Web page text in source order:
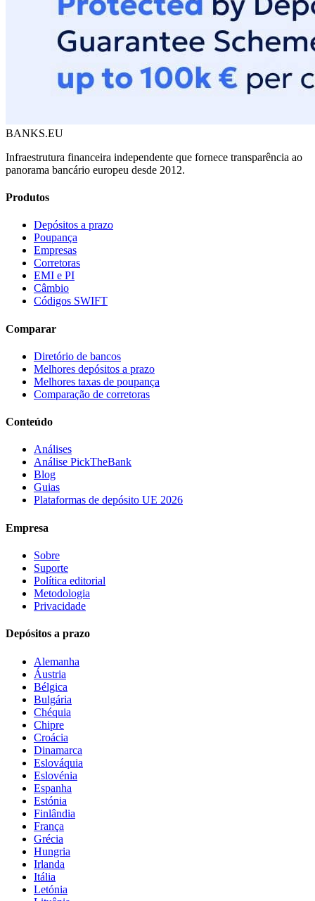
BANKS.EU
Infraestrutura financeira independente que fornece transparência ao
panorama bancário europeu desde 2012.
Produtos
Depósitos a prazo
Poupança
Empresas
Corretoras
EMI e PI
Câmbio
Códigos SWIFT
Comparar
Diretório de bancos
Melhores depósitos a prazo
Melhores taxas de poupança
Comparação de corretoras
Conteúdo
Análises
Análise PickTheBank
Blog
Guias
Plataformas de depósito UE 2026
Empresa
Sobre
Suporte
Política editorial
Metodologia
Privacidade
Depósitos a prazo
Alemanha
Áustria
Bélgica
Bulgária
Chéquia
Chipre
Croácia
Dinamarca
Eslováquia
Eslovénia
Espanha
Estónia
Finlândia
França
Grécia
Hungria
Irlanda
Itália
Letónia